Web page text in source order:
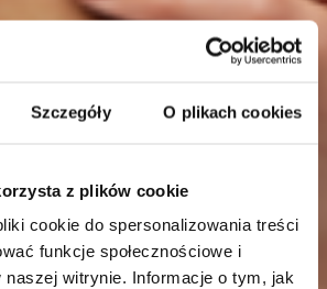
Szczegóły O plikach cookies
z plików cookie
cookie do spersonalizowania treści
funkcje społecznościowe i
naszej witrynie. Informacje o tym, jak